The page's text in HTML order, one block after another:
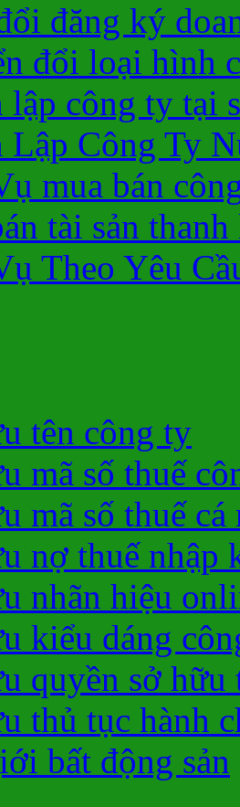
đăng ký
đổi loại hình
lập công ty tại
Lập Công Ty
mua bán
tài sản
Theo Yêu
tên công ty
mã số thuế
mã số thuế cá
nợ thuế nhập
nhãn hiệu
kiểu dáng
quyền sở hữu
thủ tục hành
bất động sản